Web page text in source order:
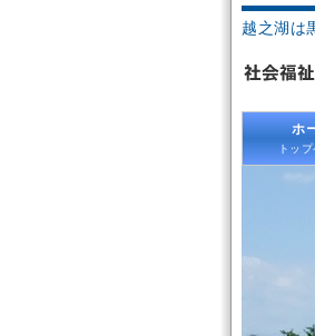
越之湖は
ホ
トッ